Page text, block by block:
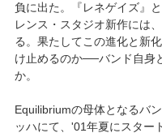
負に出た。『レネゲイズ』
レンス・スタジオ新作には
る。果たしてこの進化と新
け止めるのか──バンド自身
か。
Equilibriumの母体となるバ
ッハにて、'01年夏にスター